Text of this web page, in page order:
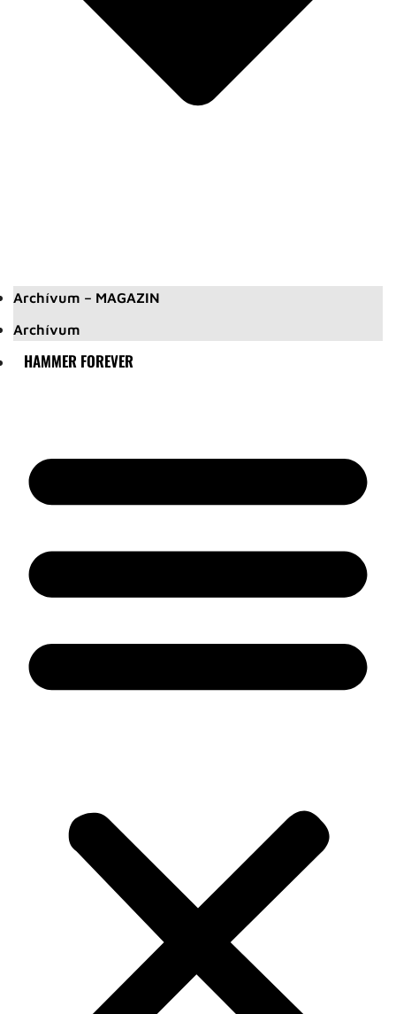
Archívum – MAGAZIN
Archívum
HAMMER FOREVER